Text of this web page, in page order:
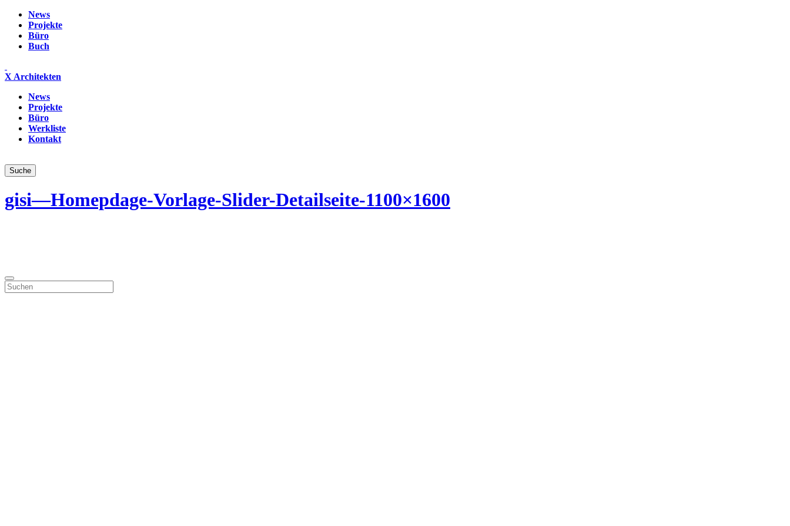
News
Projekte
Büro
Buch
X Architekten
News
Projekte
Büro
Werkliste
Kontakt
gisi—Homepdage-Vorlage-Slider-Detailseite-1100×1600